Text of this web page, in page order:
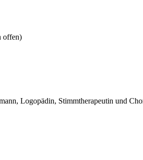
offen)
Logopädin, Stimmtherapeutin und